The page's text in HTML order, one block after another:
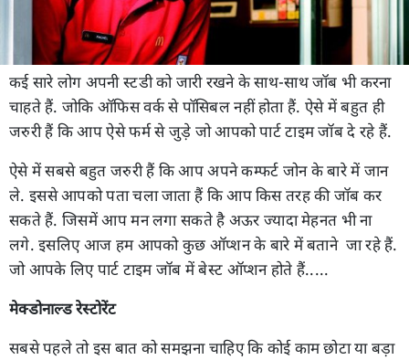
कई सारे लोग अपनी स्टडी को जारी रखने के साथ-साथ जॉब भी करना
चाहते हैं. जोकि ऑफिस वर्क से पॉसिबल नहीं होता हैं. ऐसे में बहुत ही
जरुरी हैं कि आप ऐसे फर्म से जुड़े जो आपको पार्ट टाइम जॉब दे रहे हैं.
ऐसे में सबसे बहुत जरुरी हैं कि आप अपने कम्फर्ट जोन के बारे में जान
ले. इससे आपको पता चला जाता हैं कि आप किस तरह की जॉब कर
सकते हैं. जिसमें आप मन लगा सकते है अऊर ज्यादा मेहनत भी ना
लगे. इसलिए आज हम आपको कुछ ऑप्शन के बारे में बताने जा रहे हैं.
जो आपके लिए पार्ट टाइम जॉब में बेस्ट ऑप्शन होते हैं.....
मेक्डोनाल्ड रेस्टोरेंट
सबसे पहले तो इस बात को समझना चाहिए कि कोई काम छोटा या बड़ा